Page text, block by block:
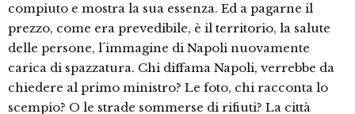
compiuto e mostra la sua essenza. Ed a pagarne il
prezzo, come era prevedibile, è il territorio, la salute
delle persone, l´immagine di Napoli nuovamente
carica di spazzatura. Chi diffama Napoli, verrebbe da
chiedere al primo ministro? Le foto, chi racconta lo
scempio? O le strade sommerse di rifiuti? La città